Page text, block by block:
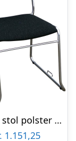
TREND stol polster m/kobling
1.151,25